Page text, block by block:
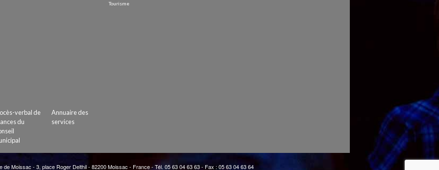
Tourisme
verbal de
du
Annuaire des
services
de Moissac - 3, place Roger Delthil - 82200 Moissac - France - Tél. 05 63 04 63 63 - Fax : 05 63 04 63 64